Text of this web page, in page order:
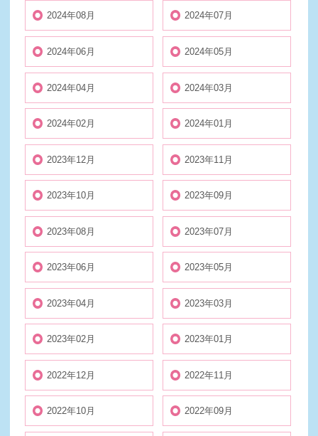
2024年08月 2024年07月
2024年06月 2024年05月
2024年04月 2024年03月
2024年02月 2024年01月
2023年12月 2023年11月
2023年10月 2023年09月
2023年08月 2023年07月
2023年06月 2023年05月
2023年04月 2023年03月
2023年02月 2023年01月
2022年12月 2022年11月
2022年10月 2022年09月